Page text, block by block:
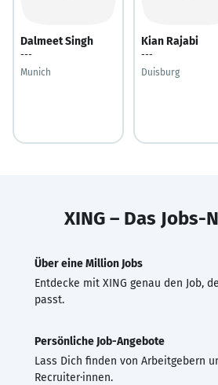
Dalmeet Singh
---
Munich
Kian Rajabi
---
Duisburg
XING – Das Jobs-
Über eine Million Jobs
Entdecke mit XING genau den Job,
passt.
Persönliche Job-Angebote
Lass Dich finden von Arbeitgebern
Recruiter·innen.